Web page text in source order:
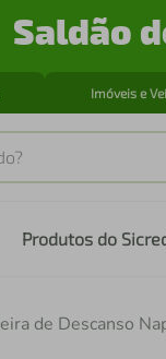
Saldão
Imóveis e
Produtos do